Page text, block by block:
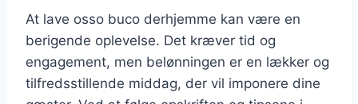
At lave osso buco derhjemme kan være en
berigende oplevelse. Det kræver tid og
engagement, men belønningen er en lækker og
tilfredsstillende middag, der vil imponere dine